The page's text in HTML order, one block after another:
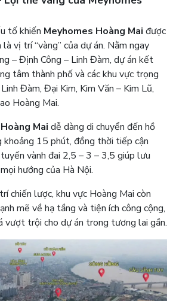
tố khiến Meyhomes Hoàng Mai được
vị trí “vàng” của dự án. Nằm ngay
– Định Công – Linh Đàm, dự án kết
tâm thành phố và các khu vực trọng
Đàm, Đại Kim, Kim Văn – Kim Lũ,
Hoàng Mai.
Mai dễ dàng di chuyển đến hồ
khoảng 15 phút, đồng thời tiếp cận
vành đai 2,5 – 3 – 3,5 giúp lưu
hướng của Hà Nội.
chiến lược, khu vực Hoàng Mai còn
mẽ về hạ tầng và tiện ích công cộng,
vượt trội cho dự án trong tương lai gần.